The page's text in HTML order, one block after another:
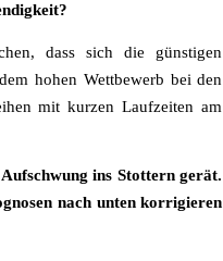
dass sich die günstigen
hohen Wettbewerb bei den
mit kurzen Laufzeiten am
ins Stottern gerät.
nach unten korrigieren